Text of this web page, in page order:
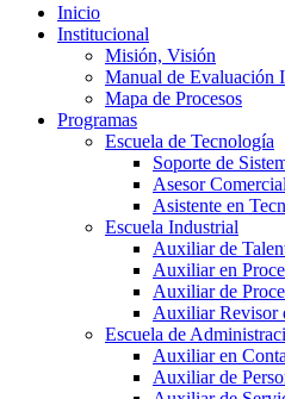
Inicio
Institucional
Misión, Visión
Manual de Evaluación
Mapa de Procesos
Programas
Escuela de Tecnología
Soporte de
Asesor
Asistente en
Escuela Industrial
Auxiliar de
Auxiliar en
Auxiliar de
Auxiliar Revisor
Escuela de
Auxiliar en
Auxiliar de